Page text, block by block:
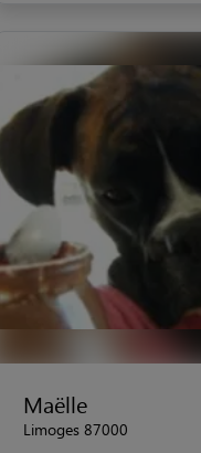
Maëlle
Limoges 87000